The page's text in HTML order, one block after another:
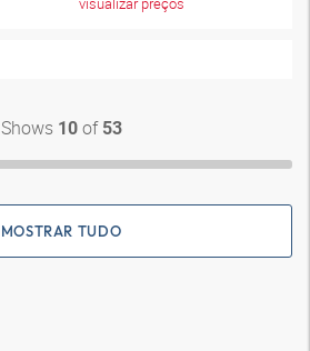
Shows 10of 53
MOSTRAR TUDO